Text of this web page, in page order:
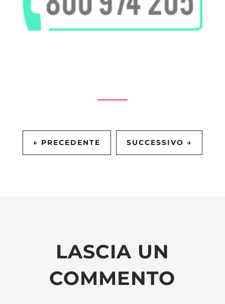
← PRECEDENTE SUCCESSIVO →
LASCIA UN
COMMENTO